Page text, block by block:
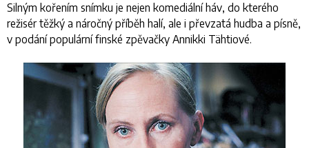
Silným kořením snímku je nejen komediální háv, do kterého
režisér těžký a náročný příběh halí, ale i převzatá hudba a písně,
v podání populární finské zpěvačky Annikki Tähtiové.